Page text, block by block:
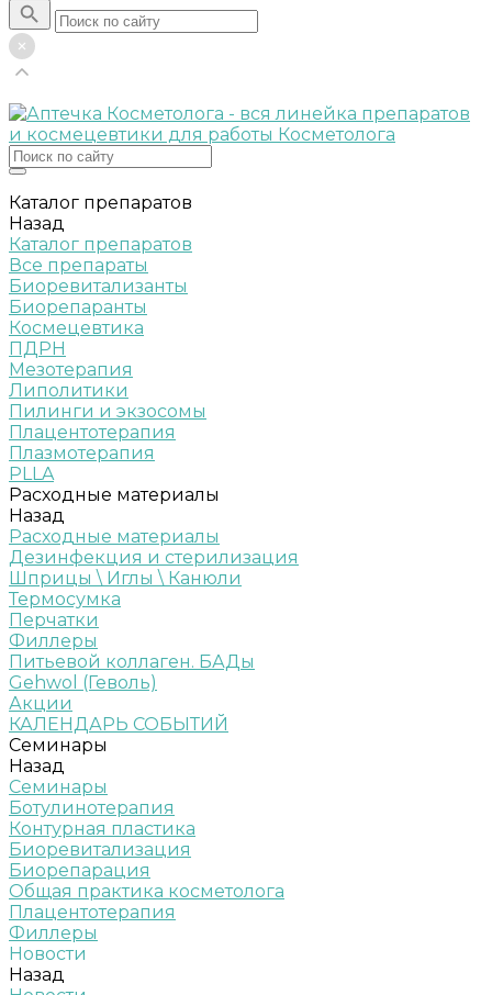
Каталог препаратов
Назад
Каталог препаратов
Все препараты
Биоревитализанты
Биорепаранты
Космецевтика
ПДРН
Мезотерапия
Липолитики
Пилинги и экзосомы
Плацентотерапия
Плазмотерапия
PLLA
Расходные материалы
Назад
Расходные материалы
Дезинфекция и стерилизация
Шприцы \ Иглы \ Канюли
Термосумка
Перчатки
Филлеры
Питьевой коллаген. БАДы
Gehwol (Геволь)
Акции
КАЛЕНДАРЬ СОБЫТИЙ
Семинары
Назад
Семинары
Ботулинотерапия
Контурная пластика
Биоревитализация
Биорепарация
Общая практика косметолога
Плацентотерапия
Филлеры
Новости
Назад